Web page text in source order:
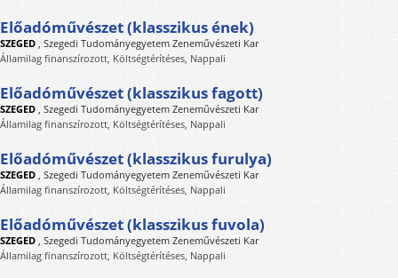
Előadóművészet (klasszikus ének)
SZEGED Szegedi Tudományegyetem Zeneművészeti Kar
Államilag finanszírozott, Költségtérítéses, Nappali
Előadóművészet (klasszikus fagott)
SZEGED Szegedi Tudományegyetem Zeneművészeti Kar
Államilag finanszírozott, Költségtérítéses, Nappali
Előadóművészet (klasszikus furulya)
SZEGED Szegedi Tudományegyetem Zeneművészeti Kar
Államilag finanszírozott, Költségtérítéses, Nappali
Előadóművészet (klasszikus fuvola)
SZEGED Szegedi Tudományegyetem Zeneművészeti Kar
Államilag finanszírozott, Költségtérítéses, Nappali